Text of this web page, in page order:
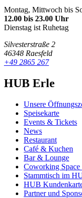
Montag, Mittwoch bis
12.00 bis 23.00 Uhr
Dienstag ist Ruhetag
Silvesterstraße 2
46348 Raesfeld
+49 2865 267
HUB Erle
Unsere
Speisekarte
Events & Tickets
News
Restaurant
Café & Kuchen
Bar & Lounge
Coworking
Stammtisch im
HUB
Partner und